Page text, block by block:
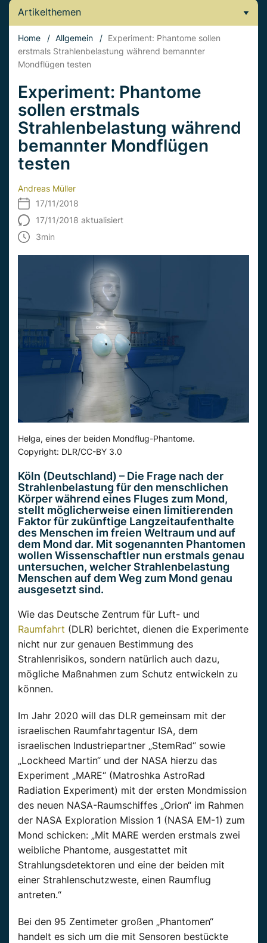
Artikelthemen
Home / Allgemein / Experiment: Phantome sollen
erstmals Strahlenbelastung während bemannter
Mondflügen testen
Experiment: Phantome
sollen erstmals
Strahlenbelastung während
bemannter Mondflügen
testen
Andreas Müller
17/11/2018
17/11/2018 aktualisiert
3min
Helga, eines der beiden Mondflug-Phantome.
Copyright: DLR/CC-BY 3.0
Köln (Deutschland) – Die Frage nach der
Strahlenbelastung für den menschlichen
Körper während eines Fluges zum Mond,
stellt möglicherweise einen limitierenden
Faktor für zukünftige Langzeitaufenthalte
des Menschen im freien Weltraum und auf
dem Mond dar. Mit sogenannten Phantomen
wollen Wissenschaftler nun erstmals genau
untersuchen, welcher Strahlenbelastung
Menschen auf dem Weg zum Mond genau
ausgesetzt sind.
Wie das Deutsche Zentrum für Luft- und
Raumfahrt (DLR) berichtet, dienen die Experimente
nicht nur zur genauen Bestimmung des
Strahlenrisikos, sondern natürlich auch dazu,
mögliche Maßnahmen zum Schutz entwickeln zu
können.
Im Jahr 2020 will das DLR gemeinsam mit der
israelischen Raumfahrtagentur ISA, dem
israelischen Industriepartner „StemRad“ sowie
„Lockheed Martin“ und der NASA hierzu das
Experiment „MARE“ (Matroshka AstroRad
Radiation Experiment) mit der ersten Mondmission
des neuen NASA-Raumschiffes „Orion“ im Rahmen
der NASA Exploration Mission 1 (NASA EM-1) zum
Mond schicken: „Mit MARE werden erstmals zwei
weibliche Phantome, ausgestattet mit
Strahlungsdetektoren und eine der beiden mit
einer Strahlenschutzweste, einen Raumflug
antreten.“
Bei den 95 Zentimeter großen „Phantomen“
handelt es sich um die mit Sensoren bestückte